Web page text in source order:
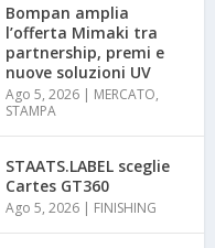
Bompan amplia
l’offerta Mimaki tra
partnership, premi e
nuove soluzioni UV
Ago 5, 2026 | MERCATO,
STAMPA
STAATS.LABEL sceglie
Cartes GT360
Ago 5, 2026 | FINISHING